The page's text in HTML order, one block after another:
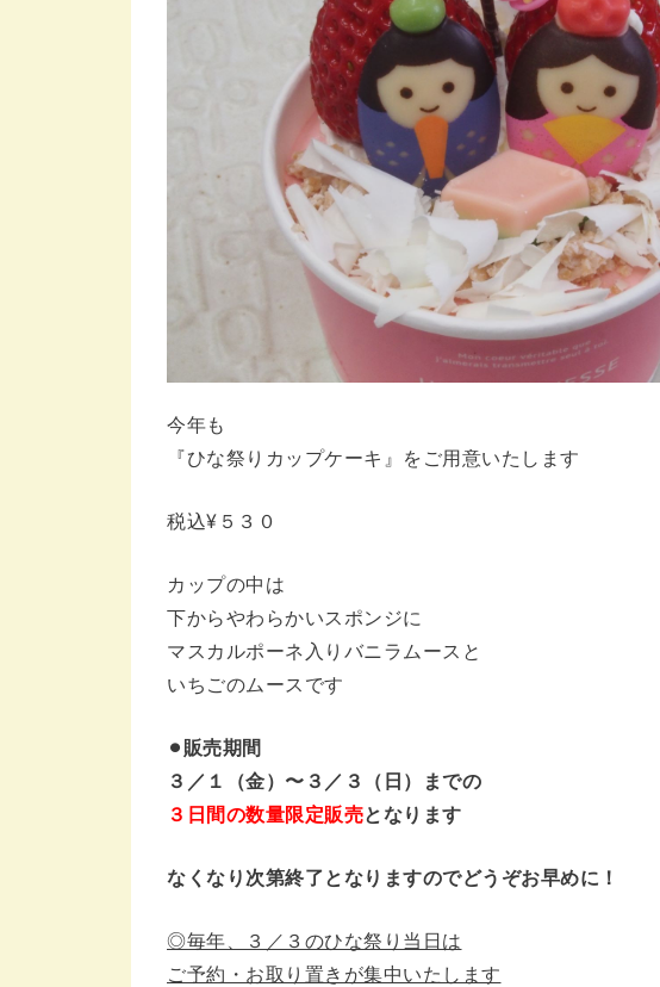
今年も
『ひな祭りカップケーキ』を ご用意いたします
税込¥５３０
カップの中は
下からやわらかいスポンジに
マスカルポーネ入りバニラムースと
いちごのムースです
⚫︎販売期間
３／１（金）〜３／３（日）までの
３日間の数量限定販売となります
なくなり次第終了となりますのでどうぞお早めに！
◎毎年、３／３のひな祭り当日は
ご予約・お取り置きが集中いたします